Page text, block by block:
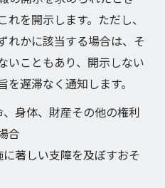
を開示します。ただし、
れかに該当する場合は、そ
いこともあり、開示しない
遅滞なく通知します。
身体、財産その他の権利
合
著しい支障を及ぼすおそ